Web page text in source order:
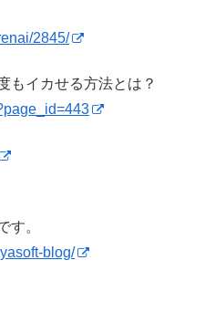
2845/
イカせる方法とは？
す。
blog/